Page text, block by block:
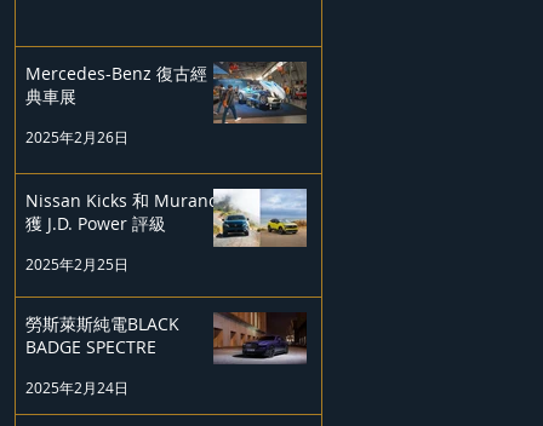
Mercedes-Benz 復古經
典車展
2025年2月26日
Nissan Kicks 和 Murano
獲 J.D. Power 評級
2025年2月25日
勞斯萊斯純電BLACK
BADGE SPECTRE
2025年2月24日